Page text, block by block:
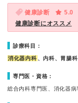
健康診断
5.0
健康診断にオススメ
診療科目：
消化器内科 、内科、胃腸
専門医・資格：
総合内科専門医、消化器